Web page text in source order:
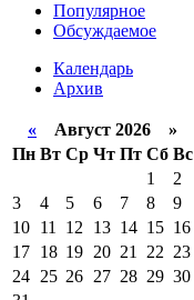
Популярное
Обсуждаемое
Календарь
Архив
« Август 2026 »
Пн Вт Ср Чт Пт Сб Вс
1
2
3
4 5 6 7 8
9
10 11 12 13 14 15 16
17 18 19 20 21 22 23
24 25 26 27 28 29 30